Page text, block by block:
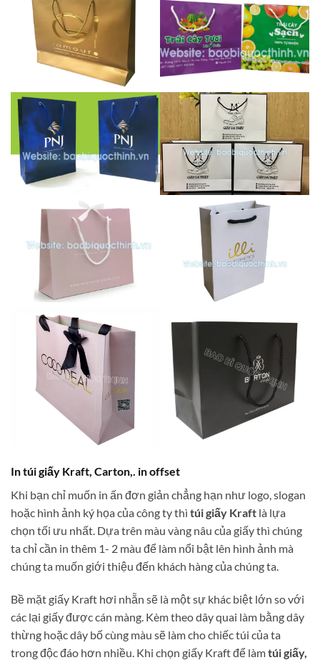
In túi giấy Kraft, Carton,. in offset
Khi bạn chỉ muốn in ấn đơn giản chẳng hạn như logo, slogan
hoặc hình ảnh ký họa của công ty thì túi giấy Kraft là lựa
chọn tối ưu nhất. Dựa trên màu vàng nâu của giấy thì chúng
ta chỉ cần in thêm 1- 2 màu để làm nổi bật lên hình ảnh mà
chúng ta muốn giới thiệu đến khách hàng của chúng ta.
Bề mặt giấy Kraft hơi nhẵn sẽ là một sự khác biệt lớn so với
các lại giấy được cán màng. Kèm theo dây quai làm bằng dây
thừng hoặc dây bố cùng màu sẽ làm cho chiếc túi của ta
trong độc đáo hơn nhiều. Khi chọn giấy Kraft để làmtúi giấy,